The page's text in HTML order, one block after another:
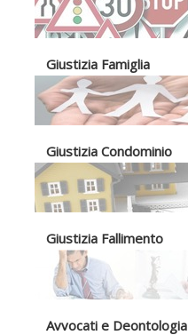
Giustizia Famiglia
Giustizia Condominio
Giustizia Fallimento
Avvocati e Deontologia